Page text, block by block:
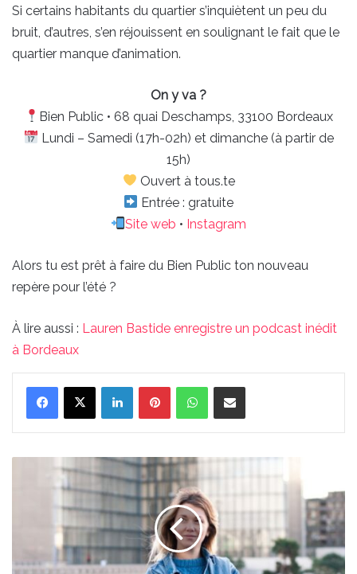
Si certains habitants du quartier s’inquiètent un peu du
bruit, d’autres, s’en réjouissent en soulignant le fait que le
quartier manque d’animation.
On y va ?
Bien Public • 68 quai Deschamps, 33100 Bordeaux
Lundi – Samedi (17h-02h) et dimanche (à partir de
15h)
Ouvert à tous.te
Entrée : gratuite
Site web • Instagram
Alors tu est prêt à faire du Bien Public ton nouveau
repère pour l’été ?
À lire aussi : Lauren Bastide enregistre un podcast inédit
à Bordeaux
LinkedinPinterestWhatsAppPartager par email
à